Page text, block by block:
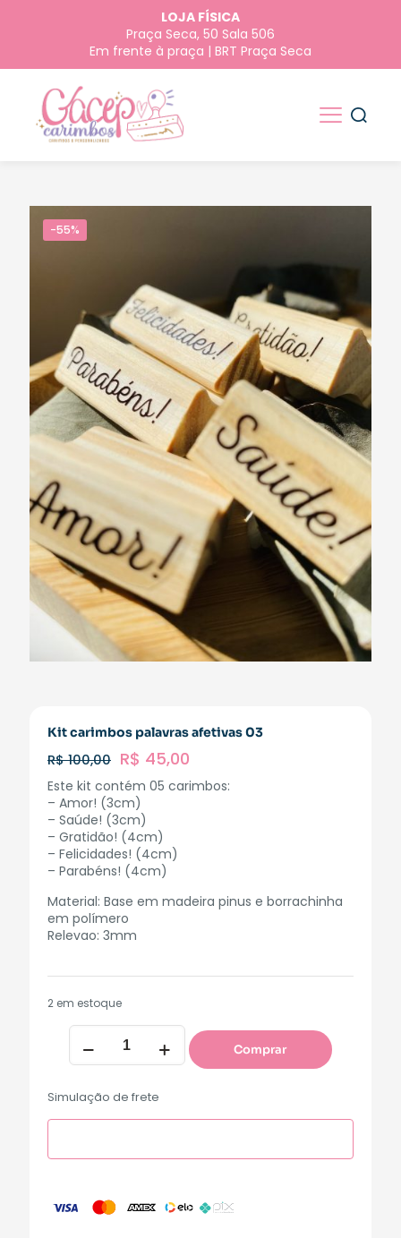
LOJA FÍSICA
Praça Seca, 50 Sala 506
Em frente à praça | BRT Praça Seca
-55%
Kit carimbos palavras afetivas 03
R$100,00 R$ 45,00
Este kit contém 05 carimbos:
– Amor! (3cm)
– Saúde! (3cm)
– Gratidão! (4cm)
– Felicidades! (4cm)
– Parabéns! (4cm)
Material: Base em madeira pinus e borrachinha
em polímero
Relevao: 3mm
2 em estoque
Comprar
Simulação de frete